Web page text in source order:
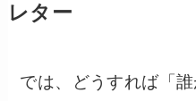
レター
では、どうすれば「